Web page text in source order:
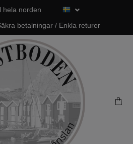
hela norden
betalningar / Enkla returer